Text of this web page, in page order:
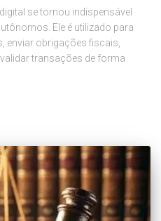
se tornou indispensável
Ele é utilizado para
enviar obrigações fiscais,
transações de forma